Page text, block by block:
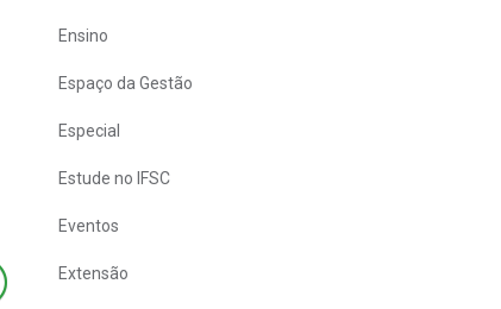
Ensino
Espaço da Gestão
Especial
Estude no IFSC
Eventos
Extensão